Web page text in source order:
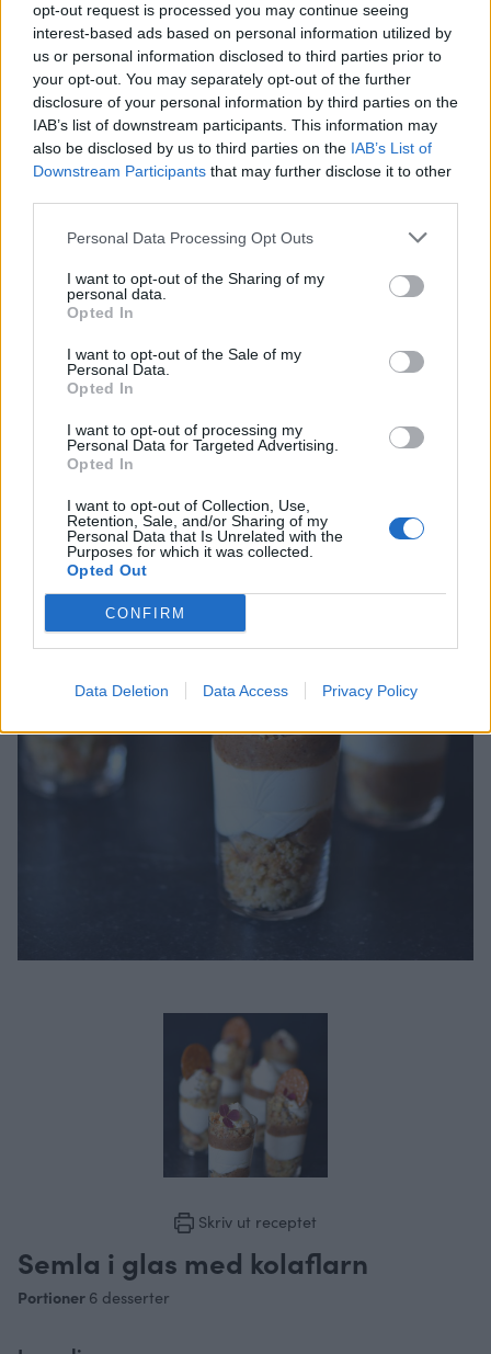
opt-out request is processed you may continue seeing
interest-based ads based on personal information utilized by
us or personal information disclosed to third parties prior to
your opt-out. You may separately opt-out of the further
disclosure of your personal information by third parties on the
IAB’s list of downstream participants. This information may
also be disclosed by us to third parties on the IAB’s List of
Downstream Participants that may further disclose it to other
Personal Data Processing Opt Outs
I want to opt-out of the Sharing of my
personal data.
Opted In
I want to opt-out of the Sale of my
Personal Data.
Opted In
I want to opt-out of processing my
Personal Data for Targeted Advertising.
Opted In
I want to opt-out of Collection, Use,
Retention, Sale, and/or Sharing of my
Personal Data that Is Unrelated with the
Purposes for which it was collected.
Opted Out
CONFIRM
Data Deletion Data Access Privacy Policy
som är så bra med restfest är att det går att variera i
oändlighet. Kanske kan gästerna få göra sin egen
dessert? Jag vill ju gärna ha mycket grädde men kanske
vill du ha mer mandelmassa i din? Ja men då är det ju
perfekt att göra sin egen dessert precis så som du vill ha
den.
kardemumma och citron? Avrunnen yoghurt med vanilj
och kardemumma? Vaniljglass med hackad mandel? Ja
det finns inget stopp på restfesten?!
Skriv ut receptet
Semla i glas med kolaflarn
Portioner 6 desserter